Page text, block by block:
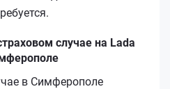
случае на Lada
в Симферополе